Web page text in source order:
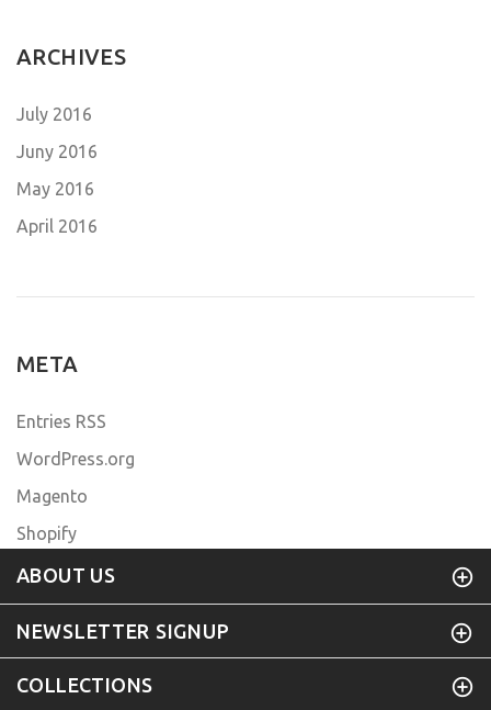
ARCHIVES
July 2016
Juny 2016
May 2016
April 2016
META
Entries RSS
WordPress.org
Magento
Shopify
ABOUT US
NEWSLETTER SIGNUP
COLLECTIONS